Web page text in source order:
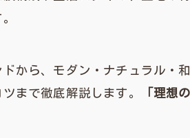
から、モダン・ナチュラル・
まで徹底解説します。
「理想